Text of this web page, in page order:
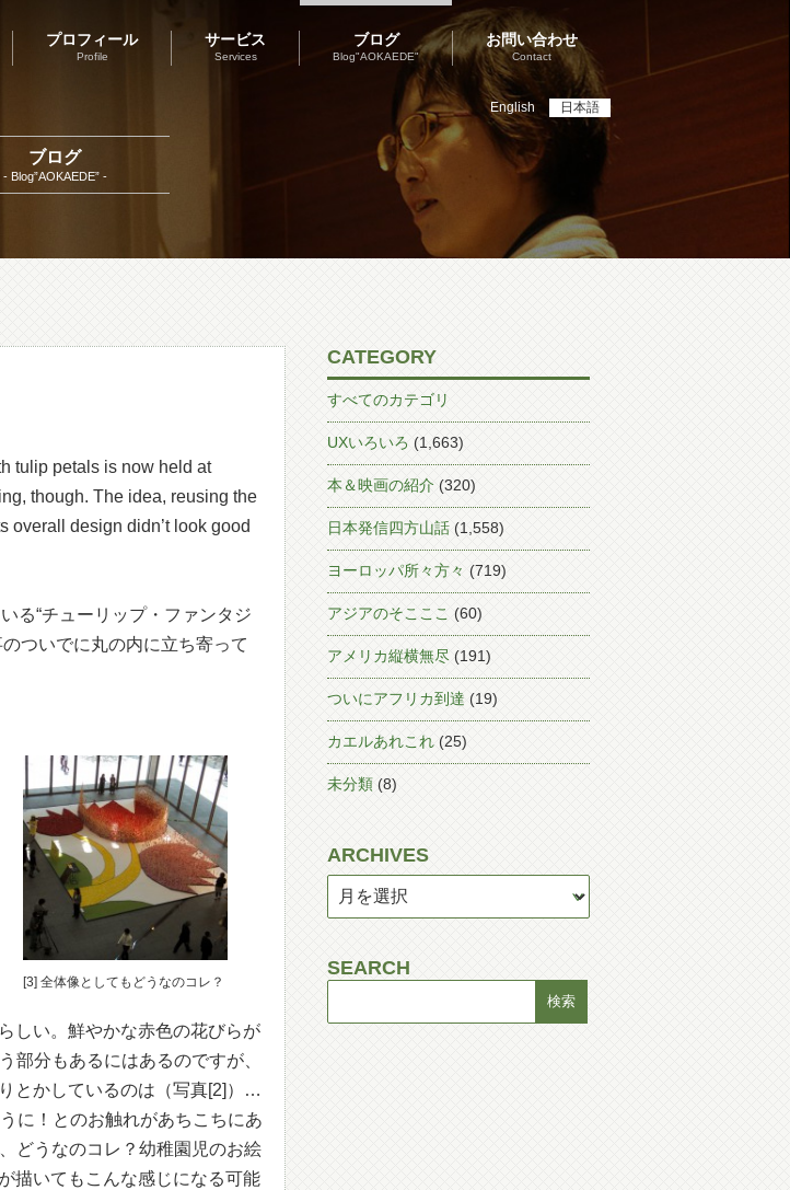
English 日本語
プロフィール
Profile
サービス
Services
ブログ
Blog"AOKAEDE"
お問い合わせ
Contact
ブログ
- Blog”AOKAEDE” -
tulip petals is now held at
though. The idea, reusing the
overall design didn’t look good
る“チューリップ・ファンタジ
ついでに丸の内に立ち寄って
[3] 全体像としてもどうなのコレ？
しい。鮮やかな赤色の花びらが
分もあるにはあるのですが、
とかしているのは（写真[2]）…
に！とのお触れがあちこちにあ
どうなのコレ？幼稚園児のお絵
描いてもこんな感じになる可能
CATEGORY
すべてのカテゴリ
UXいろいろ (1,663)
本＆映画の紹介 (320)
日本発信四方山話 (1,558)
ヨーロッパ所々方々 (719)
アジアのそこここ (60)
アメリカ縦横無尽 (191)
ついにアフリカ到達 (19)
カエルあれこれ (25)
未分類 (8)
ARCHIVES
SEARCH